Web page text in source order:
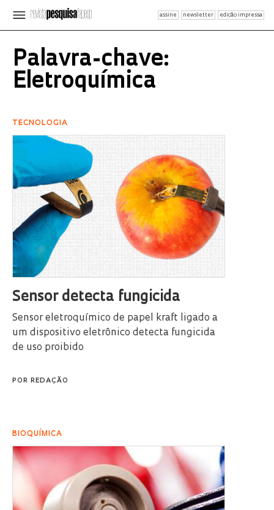
assine newsletter edição impressa
Palavra-chave:
Eletroquímica
TECNOLOGIA
Sensor detecta fungicida
Sensor eletroquímico de papel kraft ligado a
um dispositivo eletrônico detecta fungicida
de uso proibido
POR REDAÇÃO
BIOQUÍMICA